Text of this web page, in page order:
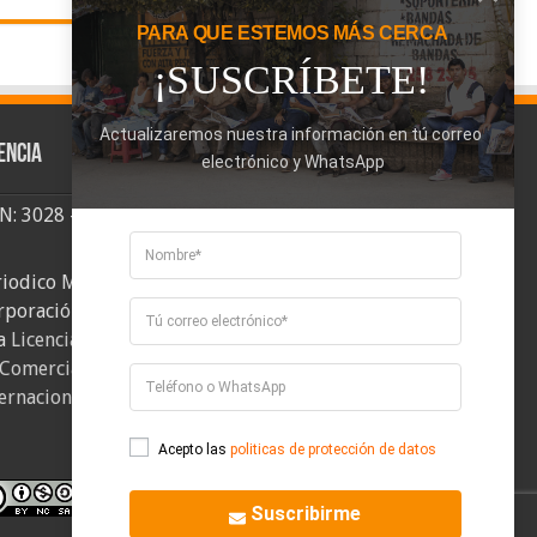
3028 - 6026
Mi Comuna 2, elaborado por
Mi Comuna se distribuye bajo
Licencia Creative Commons Atribución-
CompartirIgual 4.0
PARA QUE ESTEMOS MÁS CERCA
¡SUSCRÍBETE!
Actualizaremos nuestra información en tú correo
electrónico y WhatsApp
Acepto las politicas de protección de datos
Suscribirme